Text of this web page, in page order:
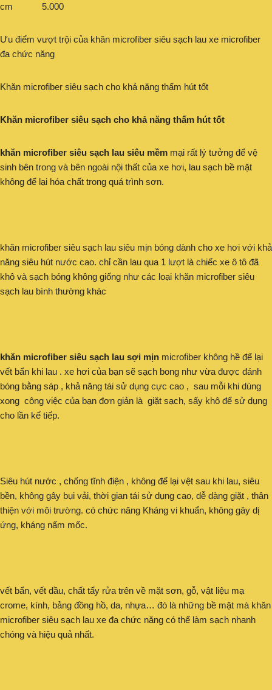
cm 5.000
Ưu điểm vượt trội của khăn microfiber siêu sạch lau xe microfiber
đa chức năng
Khăn microfiber siêu sạch cho khả năng thấm hút tốt
Khăn microfiber siêu sạch cho khả năng thấm hút tốt
khăn microfiber siêu sạch lau siêu mềm mại rất lý tưởng để vệ
sinh bên trong và bên ngoài nội thất của xe hơi, lau sạch bề mặt
không để lại hóa chất trong quá trình sơn.
khăn microfiber siêu sạch lau siêu mịn bóng dành cho xe hơi với khả
năng siêu hút nước cao. chỉ cần lau qua 1 lượt là chiếc xe ô tô đã
khô và sạch bóng không giống như các loại khăn microfiber siêu
sạch lau bình thường khác
khăn microfiber siêu sạch lau sợi mịn microfiber không hề để lại
vết bẩn khi lau . xe hơi của bạn sẽ sạch bong như vừa được đánh
bóng bằng sáp , khả năng tái sử dụng cực cao , sau mỗi khi dùng
xong công việc của bạn đơn giản là giặt sạch, sấy khô để sử dụng
cho lần kế tiếp.
Siêu hút nước , chống tĩnh điện , không để lại vệt sau khi lau, siêu
bền, không gây bụi vải, thời gian tái sử dụng cao, dễ dàng giặt , thân
thiện với môi trường. có chức năng Kháng vi khuẩn, không gây dị
ứng, kháng nấm mốc.
vết bẩn, vết dầu, chất tẩy rửa trên về mặt sơn, gỗ, vật liệu mạ
crome, kính, bảng đồng hồ, da, nhựa… đó là những bề mặt mà khăn
microfiber siêu sạch lau xe đa chức năng có thể làm sạch nhanh
chóng và hiệu quả nhất.